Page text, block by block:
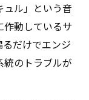
ュル」という音
作動しているサ
だけでエンジ
統のトラブルが